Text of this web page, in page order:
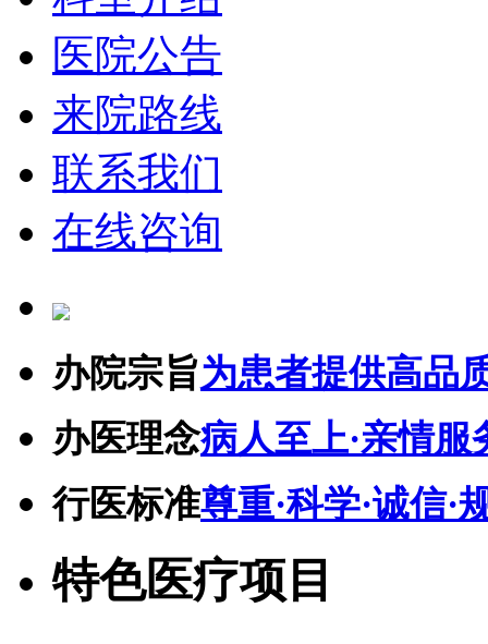
医院公告
来院路线
联系我们
在线咨询
办院宗旨为患者提供高品
办医理念病人至上·亲情服
行医标准尊重·科学·诚信·
特色医疗项目